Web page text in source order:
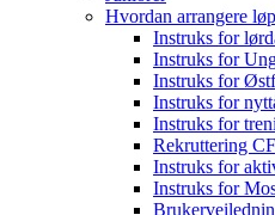
Hvordan arrangere
Instruks for
Instruks for
Instruks for
Instruks for
Instruks for
Rekruttering
Instruks for
Instruks for